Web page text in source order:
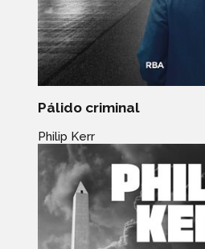
Pálido criminal
Philip Kerr